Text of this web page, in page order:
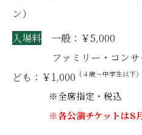
ン）
入場料 一般：￥5,000
ファミリー・コンサー
ども：￥1,000 （４歳～中学生以下）
※全席指定・税込
※各公演チケットは8月